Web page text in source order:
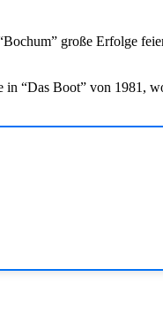
große Erfolge
“Das Boot” von 1981,